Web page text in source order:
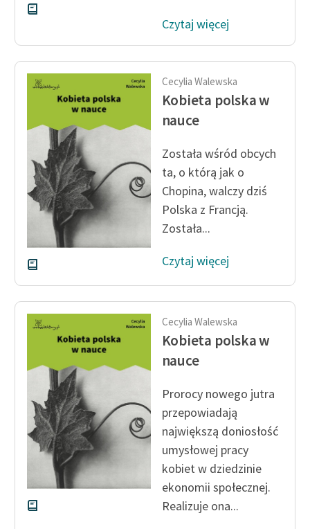
Materiały promocyjne
Regulamin biblioteki
Dane fundacji i
sprawozdania finansowe
Regulamin darowizn
Informacja o treściach
wrażliwych
Deklaracja dostępności
Czytaj więcej
Cecylia Walewska
Kobieta polska w
nauce
Została wśród obcych
ta, o którą jak o
Chopina, walczy dziś
Polska z Francją.
Została...
Czytaj więcej
Cecylia Walewska
Kobieta polska w
nauce
Prorocy nowego jutra
przepowiadają
największą doniosłość
umysłowej pracy
kobiet w dziedzinie
ekonomii społecznej.
Realizuje ona...